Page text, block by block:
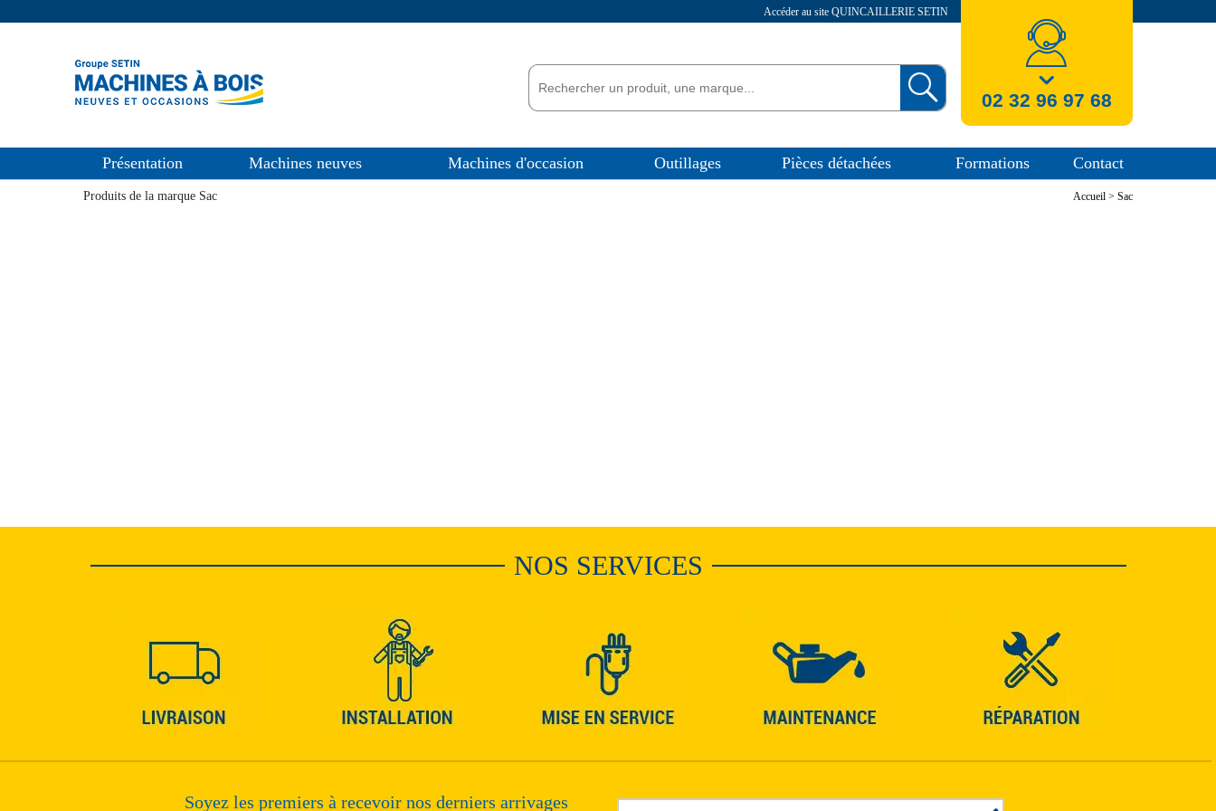
Accéder au site QUINCAILLERIE SETIN
02 32 96 97 68
Présentation Machines neuves Machines d'occasion Outillages Pièces détachées Formations Contact
Produits de la marque Sac Accueil > Sac
NOS SERVICES
Soyez les premiers à recevoir nos derniers arrivages